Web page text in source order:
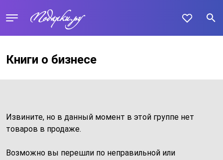
Книги о бизнесе
Извините, но в данный момент в этой группе нет
товаров в продаже.
Возможно вы перешли по неправильной или